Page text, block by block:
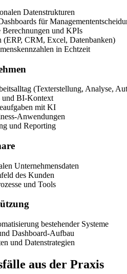
Datenstrukturen
für
und KPIs
(ERP, CRM, Excel, Datenbanken)
in Echtzeit
(Texterstellung, Analyse,
BI-Kontext
mit KI
Anwendungen
und Reporting
Unternehmensdaten
des Kunden
und Tools
bestehender Systeme
Dashboard-Aufbau
und Datenstrategien
aus der Praxis